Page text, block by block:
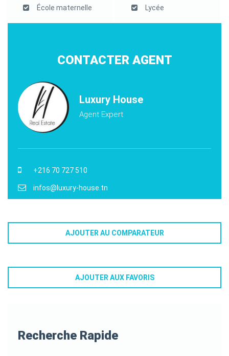
École maternelle Lycée
CONTACTER AGENT
Luxury House
Agent Expert
+216 70 727 510
infos@luxury-house.tn
AJOUTER AU COMPARATEUR
AJOUTER AUX FAVORIS
Recherche Rapide